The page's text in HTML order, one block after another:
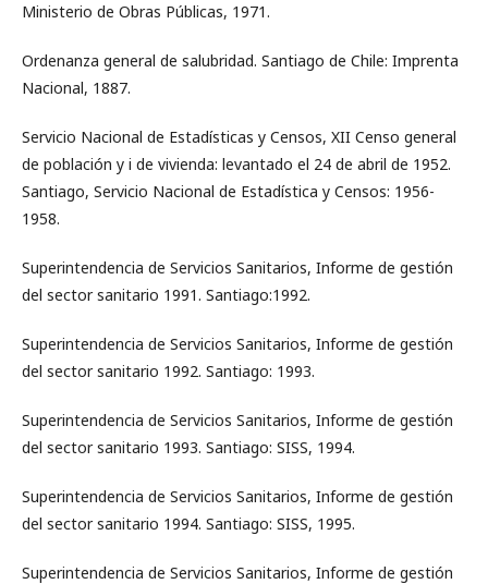
Ministerio de Obras Públicas, 1971.
Ordenanza general de salubridad. Santiago de Chile: Imprenta
Nacional, 1887.
Servicio Nacional de Estadísticas y Censos, XII Censo general
de población y i de vivienda: levantado el 24 de abril de 1952.
Santiago, Servicio Nacional de Estadística y Censos: 1956-
1958.
Superintendencia de Servicios Sanitarios, Informe de gestión
del sector sanitario 1991. Santiago:1992.
Superintendencia de Servicios Sanitarios, Informe de gestión
del sector sanitario 1992. Santiago: 1993.
Superintendencia de Servicios Sanitarios, Informe de gestión
del sector sanitario 1993. Santiago: SISS, 1994.
Superintendencia de Servicios Sanitarios, Informe de gestión
del sector sanitario 1994. Santiago: SISS, 1995.
Superintendencia de Servicios Sanitarios, Informe de gestión